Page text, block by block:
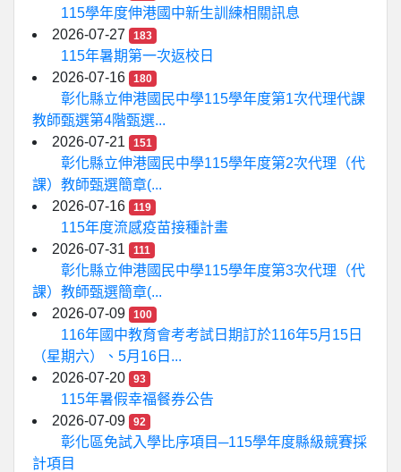
115學年度伸港國中新生訓練相關訊息
2026-07-27
183
115年暑期第一次返校日
2026-07-16
180
彰化縣立伸港國民中學115學年度第1次代理代課
教師甄選第4階甄選...
2026-07-21
151
彰化縣立伸港國民中學115學年度第2次代理（代
課）教師甄選簡章(...
2026-07-16
119
115年度流感疫苗接種計畫
2026-07-31
111
彰化縣立伸港國民中學115學年度第3次代理（代
課）教師甄選簡章(...
2026-07-09
100
116年國中教育會考考試日期訂於116年5月15日
（星期六）、5月16日...
2026-07-20
93
115年暑假幸福餐券公告
2026-07-09
92
彰化區免試入學比序項目─115學年度縣級競賽採
計項目